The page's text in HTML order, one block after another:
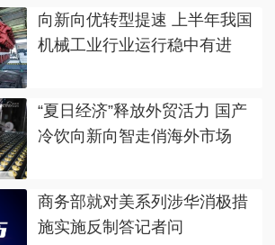
向新向优转型提速 上半年我国
机械工业行业运行稳中有进
“夏日经济”释放外贸活力 国产
冷饮向新向智走俏海外市场
商务部就对美系列涉华消极措
施实施反制答记者问